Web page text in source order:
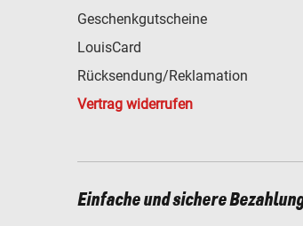
Geschenkgutscheine
LouisCard
Rücksendung/Reklamation
Vertrag widerrufen
Einfache und sichere